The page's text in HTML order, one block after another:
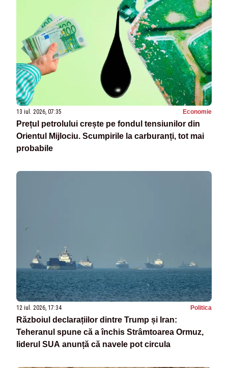
13 iul. 2026, 07:35 Economie
Prețul petrolului crește pe fondul tensiunilor din
Orientul Mijlociu. Scumpirile la carburanți, tot mai
probabile
12 iul. 2026, 17:34 Politica
Războiul declarațiilor dintre Trump și Iran:
Teheranul spune că a închis Strâmtoarea Ormuz,
liderul SUA anunță că navele pot circula